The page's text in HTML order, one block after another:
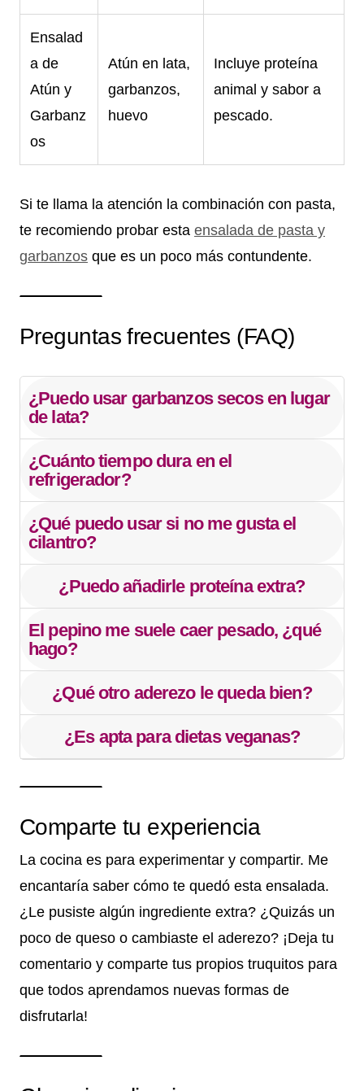
Ensalad
a de
Atún y
Garbanz
os
Atún en lata,
garbanzos,
huevo
Incluye proteína
animal y sabor a
pescado.
Si te llama la atención la combinación con pasta,
te recomiendo probar esta ensalada de pasta y
garbanzos que es un poco más contundente.
Preguntas frecuentes (FAQ)
¿Puedo usar garbanzos secos en lugar
de lata?
¿Cuánto tiempo dura en el
refrigerador?
¿Qué puedo usar si no me gusta el
cilantro?
¿Puedo añadirle proteína extra?
El pepino me suele caer pesado, ¿qué
hago?
¿Qué otro aderezo le queda bien?
¿Es apta para dietas veganas?
Comparte tu experiencia
La cocina es para experimentar y compartir. Me
encantaría saber cómo te quedó esta ensalada.
¿Le pusiste algún ingrediente extra? ¿Quizás un
poco de queso o cambiaste el aderezo? ¡Deja tu
comentario y comparte tus propios truquitos para
que todos aprendamos nuevas formas de
disfrutarla!